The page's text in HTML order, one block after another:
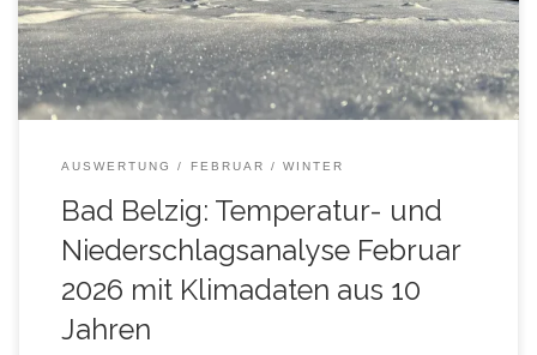
Maus über die Diagramme! Statistik Februar
AUSWERTUNG FEBRUAR WINTER
Bad Belzig: Temperatur- und
Niederschlagsanalyse Februar
2026 mit Klimadaten aus 10
Jahren